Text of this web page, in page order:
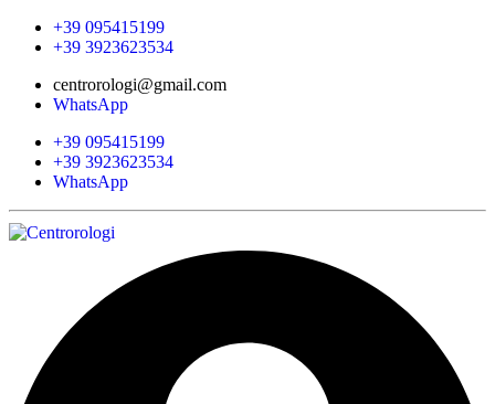
+39 095415199
+39 3923623534
centrorologi@gmail.com
WhatsApp
+39 095415199
+39 3923623534
WhatsApp